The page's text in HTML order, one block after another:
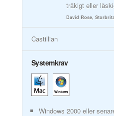
tråkigt eller
David Rose,
Castillian
Systemkrav
Windows 2000 eller